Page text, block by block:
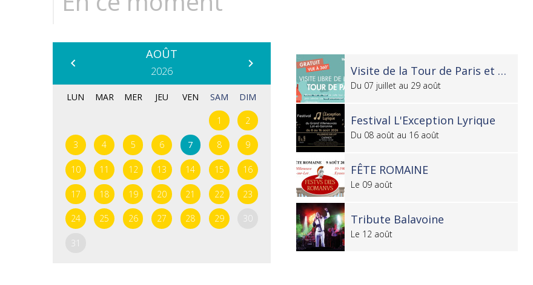
AOÛT
2026
Suivant
LUN MAR MER JEU VEN SAM DIM
1 2
3 4 5 6 7 8 9
10 11 12 13 14 15 16
17 18 19 20 21 22 23
24 25 26 27 28 29 30
31
Visite de la Tour de Paris et ateliers médiévaux
Du 07 juillet au 29 août
Festival L'Exception Lyrique
Du 08 août au 16 août
FÊTE ROMAINE
Le 09 août
Tribute Balavoine
Le 12 août